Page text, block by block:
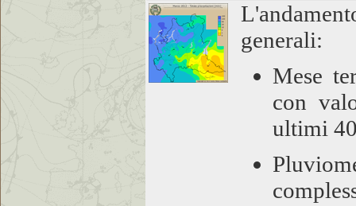
generali:
Mese
con
ultimi